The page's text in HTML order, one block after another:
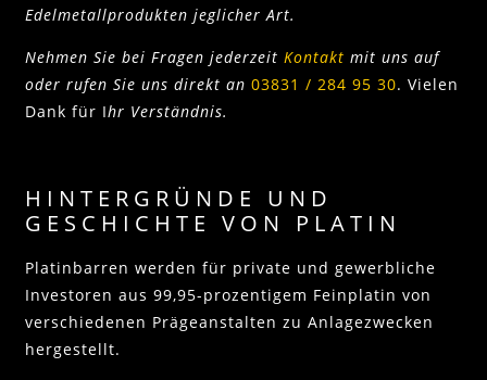
Edelmetallprodukten jeglicher Art.
Nehmen Sie bei Fragen jederzeit Kontakt mit uns auf
oder rufen Sie uns direkt an 03831 / 284 95 30. Vielen
Dank für Ihr Verständnis.
HINTERGRÜNDE UND
GESCHICHTE VON PLATIN
Platinbarren werden für private und gewerbliche
Investoren aus 99,95-prozentigem Feinplatin von
verschiedenen Prägeanstalten zu Anlagezwecken
hergestellt.